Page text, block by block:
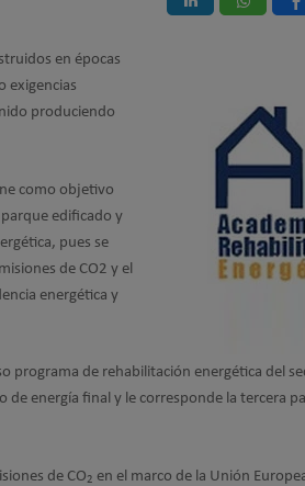
en épocas
exigencias
produciendo
como objetivo
edificado y
pues se
de CO2 y el
energética y
programa de rehabilitación energética del
de energía final y le corresponde la tercera
de CO2 en el marco de la Unión